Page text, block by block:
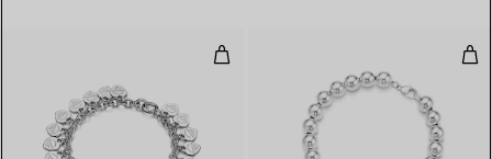
Armband mit mehreren